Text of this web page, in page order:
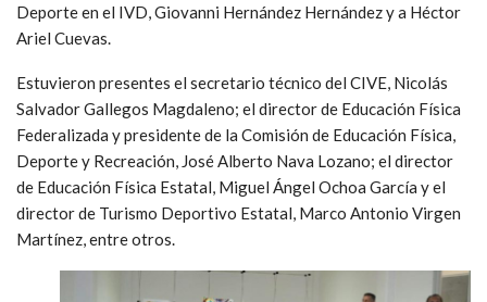
Deporte en el IVD, Giovanni Hernández Hernández y a Héctor
Ariel Cuevas.
Estuvieron presentes el secretario técnico del CIVE, Nicolás
Salvador Gallegos Magdaleno; el director de Educación Física
Federalizada y presidente de la Comisión de Educación Física,
Deporte y Recreación, José Alberto Nava Lozano; el director
de Educación Física Estatal, Miguel Ángel Ochoa García y el
director de Turismo Deportivo Estatal, Marco Antonio Virgen
Martínez, entre otros.